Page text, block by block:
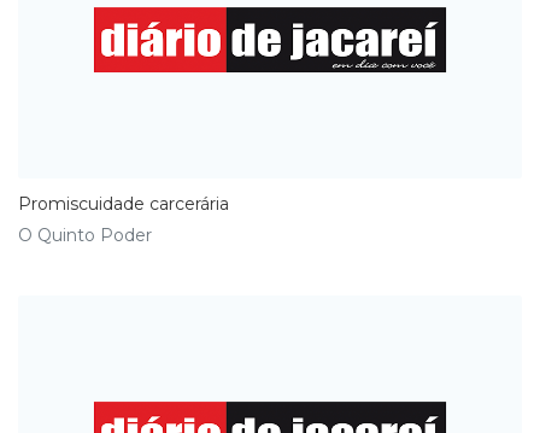
Promiscuidade carcerária
O Quinto Poder